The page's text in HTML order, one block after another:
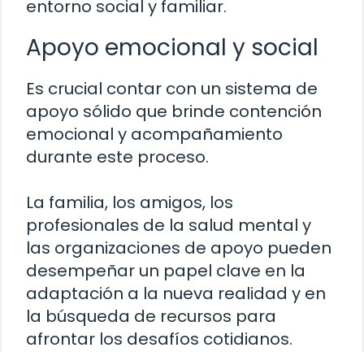
entorno social y familiar.
Apoyo emocional y social
Es crucial contar con un sistema de
apoyo sólido que brinde contención
emocional y acompañamiento
durante este proceso.
La familia, los amigos, los
profesionales de la salud mental y
las organizaciones de apoyo pueden
desempeñar un papel clave en la
adaptación a la nueva realidad y en
la búsqueda de recursos para
afrontar los desafíos cotidianos.